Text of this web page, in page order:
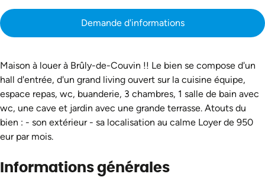
Demande d'informations
Maison à louer à Brûly-de-Couvin !! Le bien se compose d'un
hall d'entrée, d'un grand living ouvert sur la cuisine équipe,
espace repas, wc, buanderie, 3 chambres, 1 salle de bain avec
wc, une cave et jardin avec une grande terrasse. Atouts du
bien : - son extérieur - sa localisation au calme Loyer de 950
eur par mois.
Informations générales